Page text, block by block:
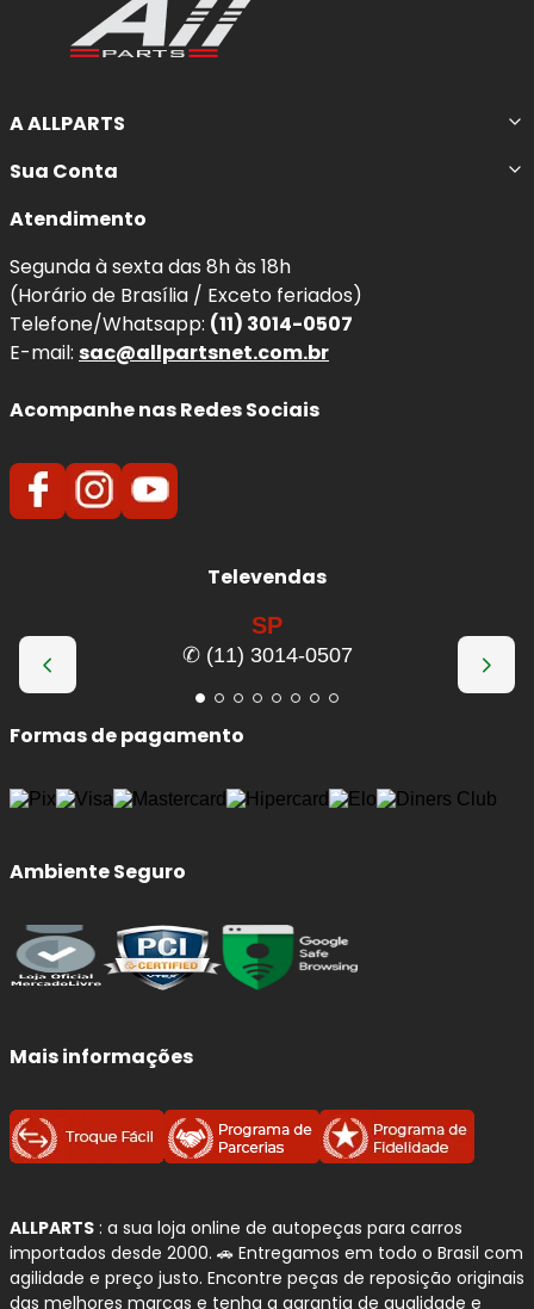
A ALLPARTS
Sua Conta
Atendimento
Segunda à sexta das 8h às 18h
(Horário de Brasília / Exceto feriados)
Telefone/Whatsapp: (11) 3014-0507
E-mail: sac@allpartsnet.com.br
Acompanhe nas Redes Sociais
Televendas
SP
✆ (11) 3014-0507
Formas de pagamento
Ambiente Seguro
Mais informações
ALLPARTS : a sua loja online de autopeças para carros
importados desde 2000. 🚗 Entregamos em todo o Brasil com
agilidade e preço justo. Encontre peças de reposição originais
das melhores marcas e tenha a garantia de qualidade e